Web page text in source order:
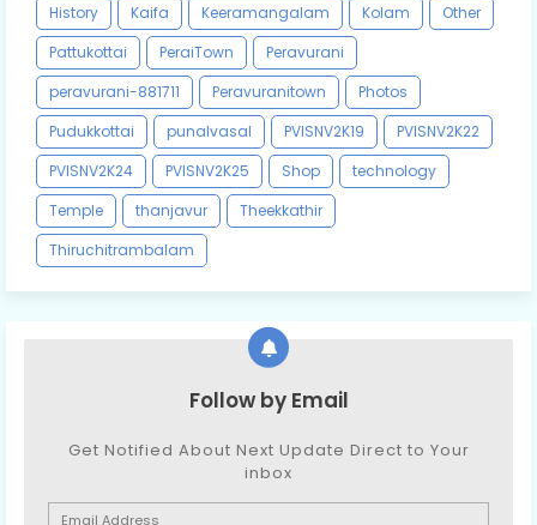
History
Kaifa Keeramangalam Kolam
Other
Pattukottai
PeraiTown
Peravurani
peravurani-881711
Peravuranitown
Photos
Pudukkottai
punalvasal PVISNV2K19
PVISNV2K22
PVISNV2K24
PVISNV2K25 Shop
technology
Temple
thanjavur
Theekkathir
Thiruchitrambalam
Follow by Email
Get Notified About Next Update Direct to Your
inbox